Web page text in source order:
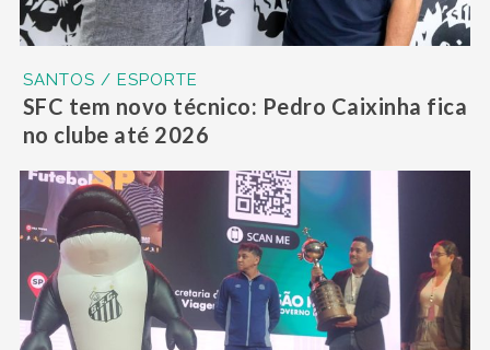
SANTOS / ESPORTE
SFC tem novo técnico: Pedro Caixinha fica
no clube até 2026